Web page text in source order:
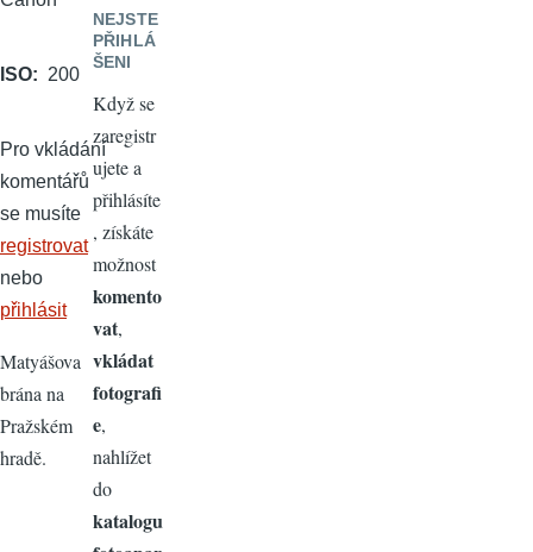
ISO 200
Pro vkládání
komentářů
se musíte
registrovat
nebo
přihlásit
Matyášova
brána na
Pražském
hradě.
NEJSTE
PŘIHLÁ
ŠENI
Když se
zaregistr
ujete a
přihlásíte
, získáte
možnost
komento
vat,
vkládat
fotografi
e,
nahlížet
do
katalogu